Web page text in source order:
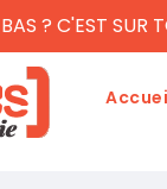
? C'EST SUR